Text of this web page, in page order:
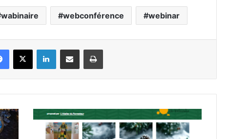
wabinaire webconférence webinar
Facebook
X LinkedinPartager par email Imprimer
Notre
Calendrier